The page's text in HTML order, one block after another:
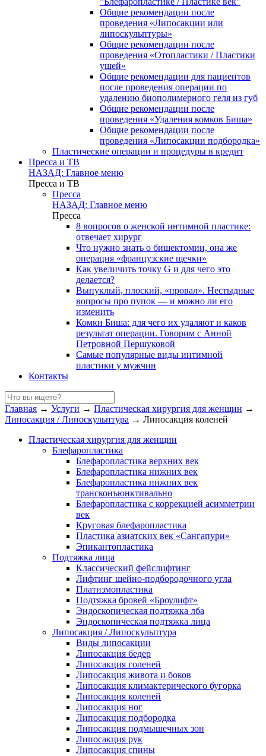
Общие рекомендации после
проведения «Липосакции или
липоскульптуры»
Общие рекомендации после
проведения «Отопластики / Пластики
ушей»
Общие рекомендации для пациентов
после проведения операции по
удалению биополимерного геля из губ
Общие рекомендации после
проведения «Удаления комков Биша»
Общие рекомендации после
проведения «Липосакции подбородка»
Пластические операции и процедуры в кредит
Пресса и ТВ
НАЗАД: Главное меню
Пресса и ТВ
Пресса
НАЗАД: Главное меню
Пресса
8 вопросов о женской интимной пластике:
отвечает хирург
Что нужно знать о бишектомии, она же
операция «французские щечки»
Как увеличить точку G и для чего это
делается?
Выпуклый, плоский, «провал». Нестыдные
вопросы про пупок — и можно ли его
изменить
Комки Биша: для чего их удаляют и каков
результат операции. Говорим с Анной
Петровной Першуковой
Самые популярные виды интимной
пластики у мужчин
Контакты
Главная → Услуги → Пластическая хирургия для женщин →
Липосакция / Липоскульптура → Липосакция коленей
Пластическая хирургия для женщин
Блефаропластика
Блефаропластика верхних век
Блефаропластика нижних век
Блефаропластика нижних век
трансконъюнктивально
Блефаропластика с коррекцией асимметрии
век
Круговая блефаропластика
Пластика азиатских век «Сангапури»
Эпикантопластика
Подтяжка лица
Классический фейслифтинг
Лифтинг шейно-подбородочного угла
Платизмопластика
Подтяжка бровей «Броулифт»
Эндоскопическая подтяжка лба
Эндоскопическая подтяжка лица
Липосакция / Липоскульптура
Виды липосакции
Липосакция бедер
Липосакция голеней
Липосакция живота и боков
Липосакция климактерического бугорка
Липосакция коленей
Липосакция ног
Липосакция подбородка
Липосакция подмышечных зон
Липосакция рук
Липосакция спины